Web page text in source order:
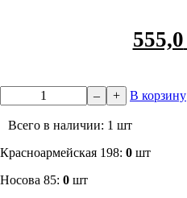
555,0
– + В корзину
Всего в наличии: 1 шт
​Красноармейская 198: 0 шт
Носова 85: 0 шт